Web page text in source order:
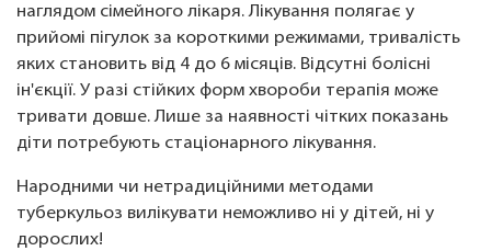
наглядом сімейного лікаря. Лікування полягає у
прийомі пігулок за короткими режимами, тривалість
яких становить від 4 до 6 місяців. Відсутні болісні
ін'єкції. У разі стійких форм хвороби терапія може
тривати довше. Лише за наявності чітких показань
діти потребують стаціонарного лікування.
Народними чи нетрадиційними методами
туберкульоз вилікувати неможливо ні у дітей, ні у
дорослих!